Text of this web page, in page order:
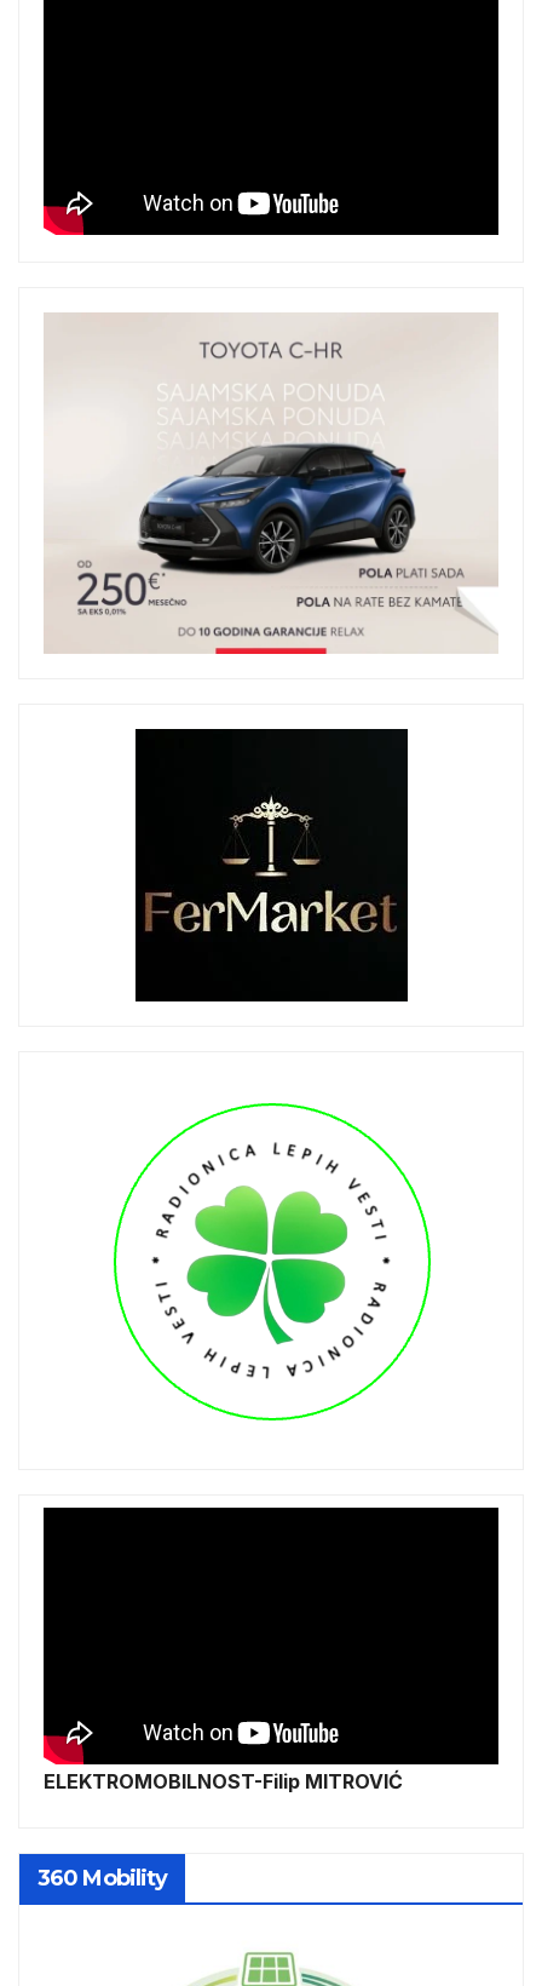
ELEKTROMOBILNOST-Filip MITROVIĆ
360 Mobility